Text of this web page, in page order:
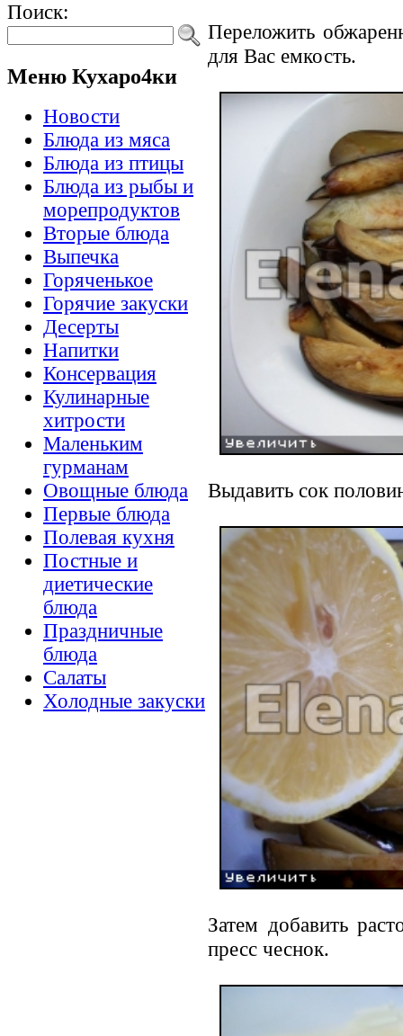
Поиск:
Меню Кухаро4ки
Новости
Блюда из мяса
Блюда из птицы
Блюда из рыбы и
морепродуктов
Вторые блюда
Выпечка
Горяченькое
Горячие закуски
Десерты
Напитки
Консервация
Кулинарные
хитрости
Маленьким
гурманам
Овощные блюда
Первые блюда
Полевая кухня
Постные и
диетические
блюда
Праздничные
блюда
Салаты
Холодные закуски
Переложить
для Вас емкость.
Выдавить сок
Затем добавить
пресс чеснок.